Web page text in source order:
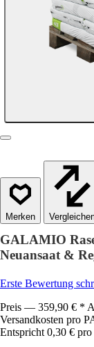
GALAMIO
Neuansaat &
Erste Bewertung
Preis — 359,90 € *
Versandkosten pro
Entspricht 0,30 € pro